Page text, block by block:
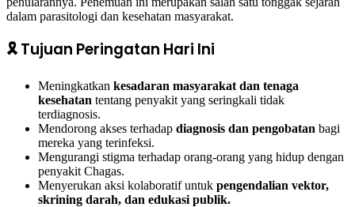
dalam parasitologi dan kesehatan masyarakat.
🎗️ Tujuan Peringatan Hari Ini
Meningkatkan kesadaran masyarakat dan tenaga
kesehatan tentang penyakit yang seringkali tidak
terdiagnosis.
Mendorong akses terhadap diagnosis dan pengobatan bagi
mereka yang terinfeksi.
Mengurangi stigma terhadap orang-orang yang hidup dengan
penyakit Chagas.
Menyerukan aksi kolaboratif untuk pengendalian vektor,
skrining darah, dan edukasi publik.